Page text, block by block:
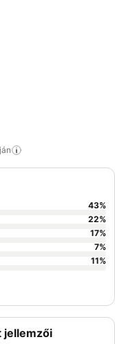
jellemzői
43%
22%
17%
7%
11%